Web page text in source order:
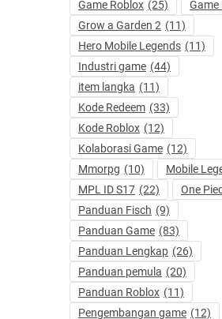
Game Roblox (25) Game
Grow a Garden 2 (11)
Hero Mobile Legends (11)
Industri game (44)
item langka (11)
Kode Redeem (33)
Kode Roblox (12)
Kolaborasi Game (12)
Mmorpg (10) Mobile
MPL ID S17 (22) One
Panduan Fisch (9)
Panduan Game (83)
Panduan Lengkap (26)
Panduan pemula (20)
Panduan Roblox (11)
Pengembangan game (12)